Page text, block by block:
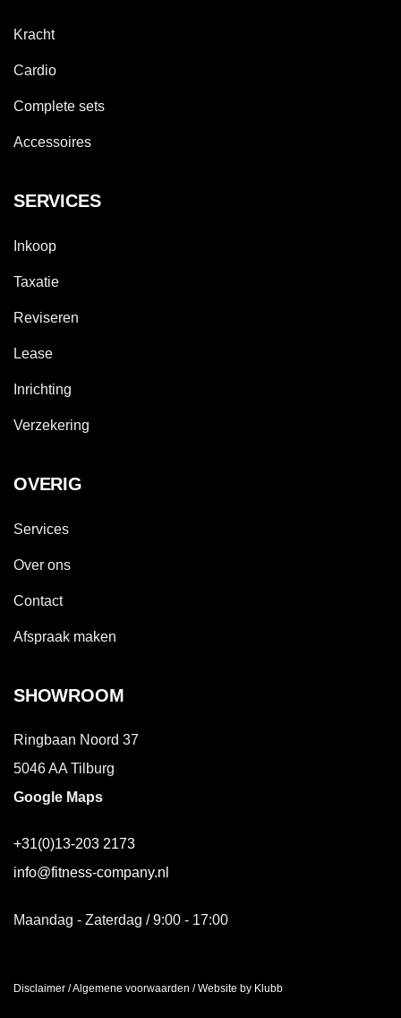
Kracht
Cardio
Complete sets
Accessoires
SERVICES
Inkoop
Taxatie
Reviseren
Lease
Inrichting
Verzekering
OVERIG
Services
Over ons
Contact
Afspraak maken
SHOWROOM
Ringbaan Noord 37
5046 AA Tilburg
Google Maps
+31(0)13-203 2173
info@fitness-company.nl
Maandag - Zaterdag / 9:00 - 17:00
Disclaimer /Algemene voorwaarden /Website by Klubb